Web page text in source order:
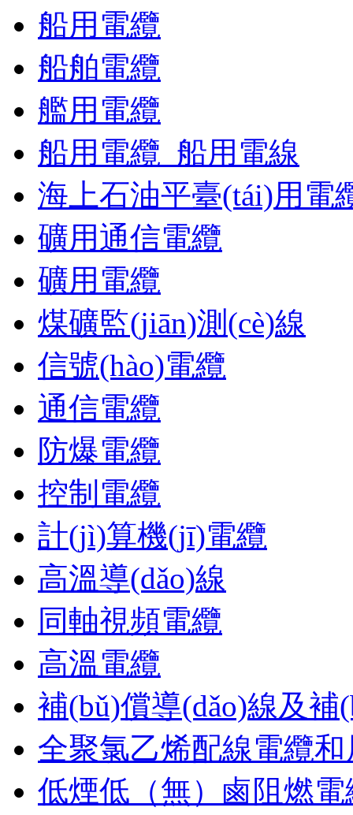
船用電纜
船舶電纜
艦用電纜
船用電纜_船用電線
海上石油平臺(tái)用電
礦用通信電纜
礦用電纜
煤礦監(jiān)測(cè)線
信號(hào)電纜
通信電纜
防爆電纜
控制電纜
計(jì)算機(jī)電纜
高溫導(dǎo)線
同軸視頻電纜
高溫電纜
補(bǔ)償導(dǎo)線及補
全聚氯乙烯配線電纜
低煙低（無）鹵阻燃電